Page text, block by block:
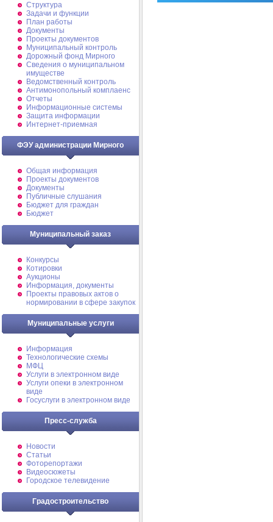
Структура
Задачи и функции
План работы
Документы
Проекты документов
Муниципальный контроль
Дорожный фонд Мирного
Cведения о муниципальном
имуществе
Ведомственный контроль
Антимонопольный комплаенс
Отчеты
Информационные системы
Защита информации
Интернет-приемная
ФЭУ администрации Мирного
Общая информация
Проекты документов
Документы
Публичные слушания
Бюджет для граждан
Бюджет
Муниципальный заказ
Конкурсы
Котировки
Аукционы
Информация, документы
Проекты правовых актов о
нормировании в сфере закупок
Муниципальные услуги
Информация
Технологические схемы
МФЦ
Услуги в электронном виде
Услуги опеки в электронном
виде
Госуслуги в электронном виде
Пресс-служба
Новости
Статьи
Фоторепортажи
Видеосюжеты
Городское телевидение
Градостроительство